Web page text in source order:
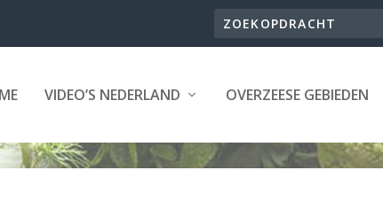
VIDEO’S NEDERLAND OVERZEESE GEBIEDEN